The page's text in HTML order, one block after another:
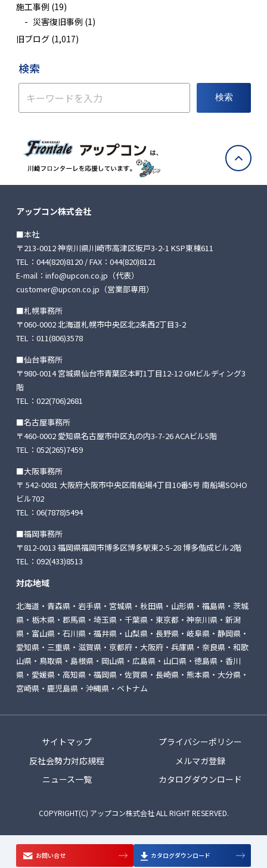
施工事例 (19)
災害復旧事例 (1)
旧ブログ(1,017)
検索
検索
お問い合せ カタログダウンロード
アップコン株式会社
■本社
〒213-0012 神奈川県川崎市高津区坂戸3-2-1 KSP東棟611
TEL： 044(820)8120/ FAX：044(820)8121
E-mail： info@upcon.co.jp （代表）
customer@upcon.co.jp （営業部専用）
■札幌事務所
〒060-0002 北海道札幌市中央区北2条西2丁目3-2
TEL： 011(806)3578
■仙台事務所
〒980-0014 宮城県仙台市青葉区本町1丁目12-12GMビルディング3
階
TEL： 022(706)2681
■名古屋事務所
〒460-0002 愛知県名古屋市中区丸の内3-7-26ACAビル5階
TEL： 052(265)7459
■大阪事務所
〒 542-0081 大阪府大阪市中央区南船場4丁目10番5号 南船場SOHO
ビル702
TEL： 06(7878)5494
■福岡事務所
〒812-0013 福岡県福岡市博多区博多駅東2-5-28博多偕成ビル2階
TEL： 092(433)8513
対応地域
北海道・青森県・岩手県・宮城県・秋田県・山形県・福島県・茨城
県・栃木県・郡馬県・埼玉県・千葉県・東京都・神奈川県・新潟
県・富山県・石川県・福井県・山梨県・長野県・岐阜県・静岡県・
愛知県・三重県・滋賀県・京都府・大阪府・兵庫県・奈良県・和歌
山県・鳥取県・島根県・岡山県・広島県・山口県・徳島県・香川
県・愛媛県・高知県・福岡県・佐賀県・長崎県・熊本県・大分県・
宮崎県・鹿児島県・沖縄県・ベトナム
サイトマップ
プライバシーポリシー
反社会勢力対応規程
メルマガ登録
ニュース一覧
カタログダウンロード
COPYRIGHT(C) アップコン株式会社 ALL RIGHT RESERVED.